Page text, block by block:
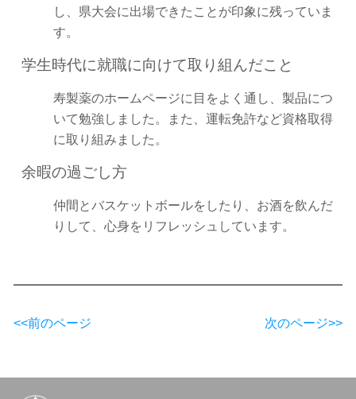
し、県大会に出場できたことが印象に残っていま
す。
学生時代に就職に向けて取り組んだこと
寿製薬のホームページに目をよく通し、製品につ
いて勉強しました。また、運転免許など資格取得
に取り組みました。
余暇の過ごし方
仲間とバスケットボールをしたり、お酒を飲んだ
りして、心身をリフレッシュしています。
<<前のページ 次のページ>>